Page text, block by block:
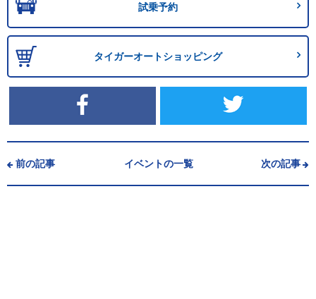
試乗予約
タイガーオートショッピング
前の記事 イベントの一覧 次の記事